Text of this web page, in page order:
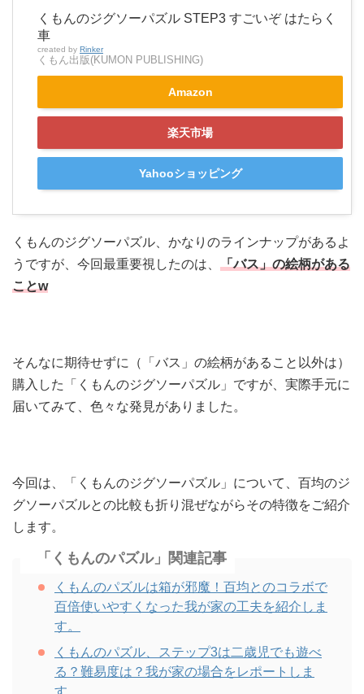
くもんのジグソーパズル STEP3 すごいぞ はたらく
車
created by Rinker
くもん出版(KUMON PUBLISHING)
Amazon
楽天市場
Yahooショッピング
くもんのジグソーパズル、かなりのラインナップがあるよ
うですが、今回最重要視したのは、 「バス」の絵柄がある
ことw
そんなに期待せずに（「バス」の絵柄があること以外は）
購入した「くもんのジグソーパズル」ですが、 実際手元に
届いてみて、色々な発見がありました。
今回は、「くもんのジグソーパズル」について、百均のジ
グソーパズルとの比較も折り混ぜながらその特徴をご紹介
します。
「くもんのパズル」関連記事
くもんのパズルは箱が邪魔！百均とのコラボで
百倍使いやすくなった我が家の工夫を紹介しま
す。
くもんのパズル、ステップ3は二歳児でも遊べ
る？難易度は？我が家の場合をレポートしま
す。